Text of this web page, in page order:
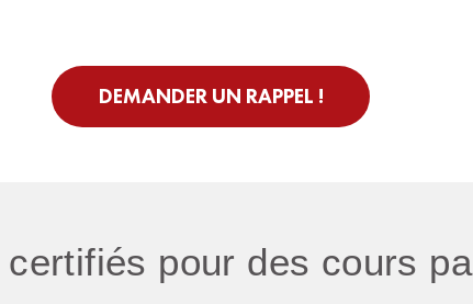
DEMANDER UN RAPPEL !
certifiés pour des cours